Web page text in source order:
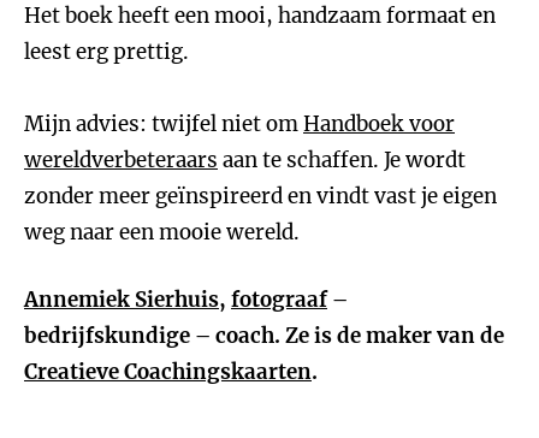
Het boek heeft een mooi, handzaam formaat en
leest erg prettig.
Mijn advies: twijfel niet omHandboek voor
wereldverbeteraars aan te schaffen. Je wordt
zonder meer geïnspireerd en vindt vast je eigen
weg naar een mooie wereld.
Annemiek Sierhuis, fotograaf–
bedrijfskundige – coach. Ze is de maker van de
Creatieve Coachingskaarten.